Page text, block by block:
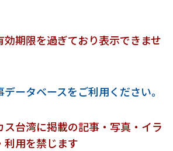
効期限を過ぎており表示できませ
ータベースをご利用ください。
台湾に掲載の記事・写真・イラ
利用を禁じます